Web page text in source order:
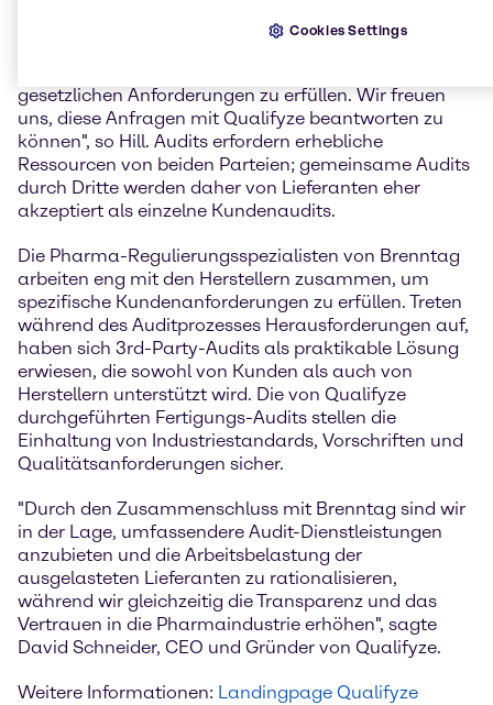
Zugang zu qualitativ hochwertigen Audits von
gesetzlichen Anforderungen zu erfüllen. Wir freuen
uns, diese Anfragen mit Qualifyze beantworten zu
können", so Hill. Audits erfordern erhebliche
Ressourcen von beiden Parteien; gemeinsame Audits
durch Dritte werden daher von Lieferanten eher
akzeptiert als einzelne Kundenaudits.
Die Pharma-Regulierungsspezialisten von Brenntag
arbeiten eng mit den Herstellern zusammen, um
spezifische Kundenanforderungen zu erfüllen. Treten
während des Auditprozesses Herausforderungen auf,
haben sich 3rd-Party-Audits als praktikable Lösung
erwiesen, die sowohl von Kunden als auch von
Herstellern unterstützt wird. Die von Qualifyze
durchgeführten Fertigungs-Audits stellen die
Einhaltung von Industriestandards, Vorschriften und
Qualitätsanforderungen sicher.
"Durch den Zusammenschluss mit Brenntag sind wir
in der Lage, umfassendere Audit-Dienstleistungen
anzubieten und die Arbeitsbelastung der
ausgelasteten Lieferanten zu rationalisieren,
während wir gleichzeitig die Transparenz und das
Vertrauen in die Pharmaindustrie erhöhen", sagte
David Schneider, CEO und Gründer von Qualifyze.
Weitere Informationen: Landingpage Qualifyze
Cookies Settings